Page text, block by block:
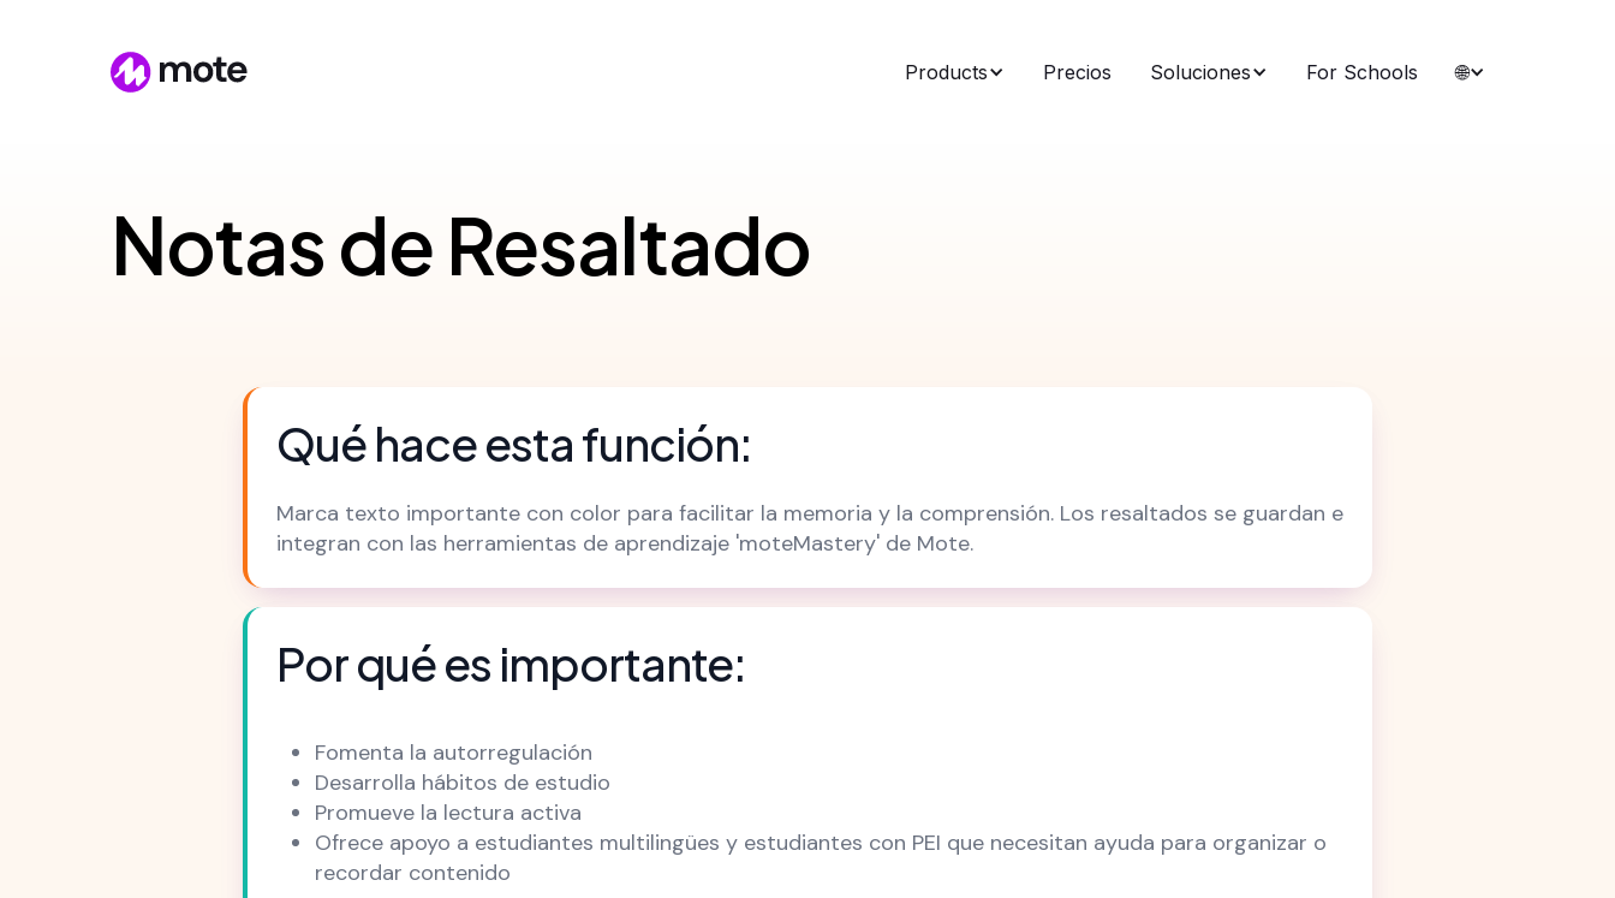
Products Precios Soluciones For Schools 🌐
Notas de Resaltado
Qué hace esta función:
Marca texto importante con color para facilitar la memoria y la comprensión. Los resaltados se guardan e
integran con las herramientas de aprendizaje 'moteMastery' de Mote.
Por qué es importante:
Fomenta la autorregulación
Desarrolla hábitos de estudio
Promueve la lectura activa
Ofrece apoyo a estudiantes multilingües y estudiantes con PEI que necesitan ayuda para organizar o
recordar contenido